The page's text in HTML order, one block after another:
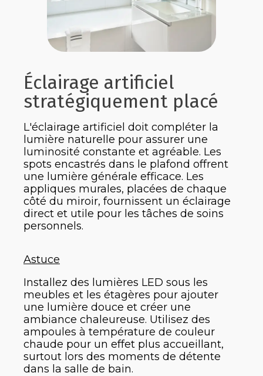
Éclairage artificiel
stratégiquement placé
L'éclairage artificiel doit compléter la
lumière naturelle pour assurer une
luminosité constante et agréable. Les
spots encastrés dans le plafond offrent
une lumière générale efficace. Les
appliques murales, placées de chaque
côté du miroir, fournissent un éclairage
direct et utile pour les tâches de soins
personnels.
Astuce
Installez des lumières LED sous les
meubles et les étagères pour ajouter
une lumière douce et créer une
ambiance chaleureuse. Utilisez des
ampoules à température de couleur
chaude pour un effet plus accueillant,
surtout lors des moments de détente
dans la salle de bain.